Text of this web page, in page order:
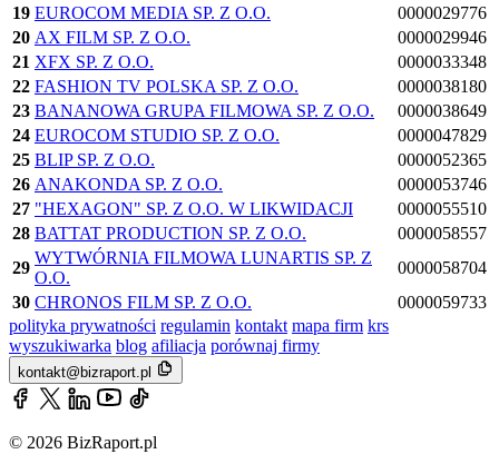
19 EUROCOM MEDIA SP. Z O.O.
0000029776
20 AX FILM SP. Z O.O.
0000029946
21 XFX SP. Z O.O.
0000033348
22 FASHION TV POLSKA SP. Z O.O.
0000038180
23 BANANOWA GRUPA FILMOWA SP. Z O.O.
0000038649
24 EUROCOM STUDIO SP. Z O.O.
0000047829
25 BLIP SP. Z O.O.
0000052365
26 ANAKONDA SP. Z O.O.
0000053746
27 "HEXAGON" SP. Z O.O. W LIKWIDACJI
0000055510
28 BATTAT PRODUCTION SP. Z O.O.
0000058557
29
WYTWÓRNIA FILMOWA LUNARTIS SP. Z
O.O.
0000058704
30 CHRONOS FILM SP. Z O.O.
0000059733
polityka prywatności regulamin kontakt mapa firm krs
wyszukiwarka blog afiliacja porównaj firmy
kontakt@bizraport.pl
© 2026 BizRaport.pl